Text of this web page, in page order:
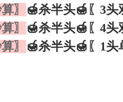
〗
🍯杀半头🍯〖3
〗
🍯杀半头🍯〖4
〗 🍯杀半头🍯〖1